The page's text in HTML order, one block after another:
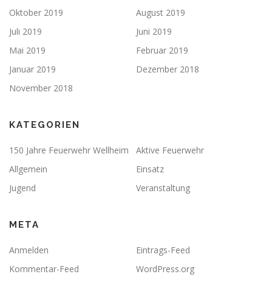
Oktober 2019
August 2019
Juli 2019
Juni 2019
Mai 2019
Februar 2019
Januar 2019
Dezember 2018
November 2018
KATEGORIEN
150 Jahre Feuerwehr Wellheim
Aktive Feuerwehr
Allgemein
Einsatz
Jugend
Veranstaltung
META
Anmelden
Eintrags-Feed
Kommentar-Feed
WordPress.org